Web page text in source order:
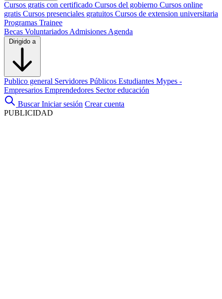
Cursos gratis con certificado Cursos del gobierno Cursos online
gratis Cursos presenciales gratuitos Cursos de extension universitaria
Programas Trainee
Becas Voluntariados Admisiones Agenda
Dirigido a
Publico general Servidores Públicos Estudiantes Mypes -
Empresarios Emprendedores Sector educación
Buscar Iniciar sesión Crear cuenta
PUBLICIDAD